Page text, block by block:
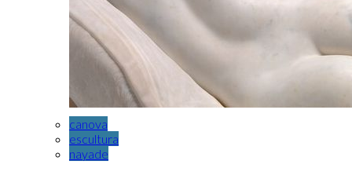
canova
escultura
nayade